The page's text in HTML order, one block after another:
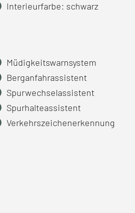
Interieurfarbe: schwarz
Müdigkeitswarnsystem
Berganfahrassistent
Spurwechselassistent
Spurhalteassistent
Verkehrszeichenerkennung